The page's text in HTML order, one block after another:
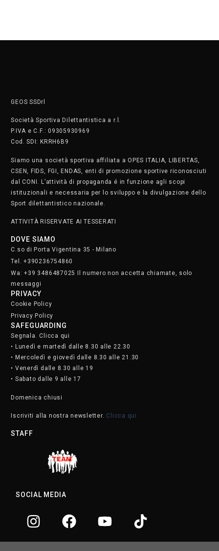
GEOS SSDrl
Società Sportiva Dilettantistica a r.l.
P.IVA e C.F.: 09305930969
Cod. SDI: KRRH6B9
Siamo una società sportiva affiliata a OPES ITALIA, LIBERTAS,
CSEN, FIDS, FGI, ENDAS, enti di promozione sportive riconosciuti
dal CONI. L’attività di propaganda é in funzione agli scopi
istituzionali e necessaria per lo sviluppo e la divulgazione dello
Sport dilettantistico nazionale.
ATTIVITÀ RISERVATE AI TESSERATI
DOVE SIAMO
C.so di Porta Vigentina 35 - Milano
Tel. +390236754860
Wa: +39 3486487025 Il numero non accetta chiamate, solo
messaggi
PRIVACY
Cookie Policy
Privacy Policy
SAFEGUARDING
Segnala. Clicca qui
• Lunedì e martedì dalle 8.30 alle 22.30
• Mercoledì e giovedì dalle 8.30 alle 21.30
• Venerdì dalle 8.30 alle 19
• Sabato dalle 9 alle 17
Domenica chiusi
Iscriviti alla nostra newsletter. Clicca qui
STAFF
SOCIAL MEDIA